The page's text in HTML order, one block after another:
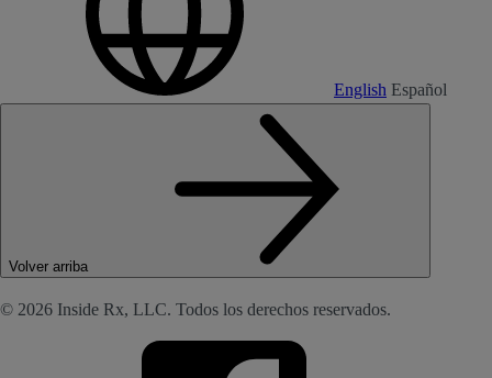
English Español
Volver arriba
© 2026 Inside Rx, LLC. Todos los derechos reservados.